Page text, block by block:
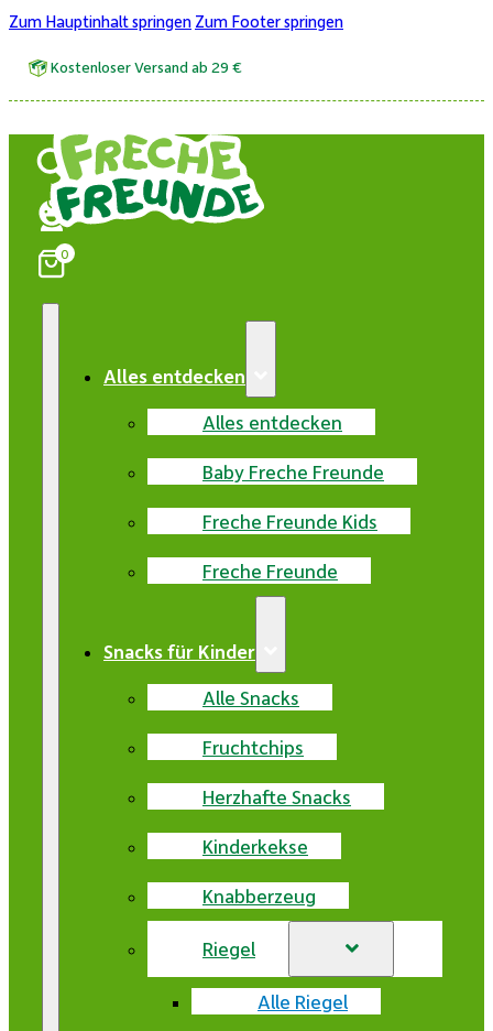
Zum Hauptinhalt springen Zum Footer springen
Kostenloser Versand ab 29 €
0
Alles entdecken
Alles entdecken
Baby Freche Freunde
Freche Freunde Kids
Freche Freunde
Snacks für Kinder
Alle Snacks
Fruchtchips
Herzhafte Snacks
Kinderkekse
Knabberzeug
Riegel
Alle Riegel